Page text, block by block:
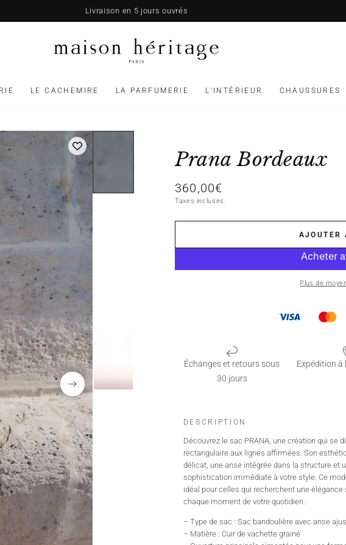
Livraison en 5 jours ouvrés
LE CACHEMIRE LA PARFUMERIE L'INTÉRIEUR CHAUSSURES
Prana Bordeaux
Prix
normal
360,00€
Taxes incluses.
AJOUTER
Plus de
Échanges et retours sous
30 jours
Expédition à
DESCRIPTION
Découvrez le sac PRANA, une création qui se
rectangulaire aux lignes affirmées. Son
délicat, une anse intégrée dans la structure et
sophistication immédiate à votre style. Ce
idéal pour celles qui recherchent une
chaque moment de votre quotidien.
– Type de sac : Sac bandoulière avec anse
– Matière : Cuir de vachette grainé